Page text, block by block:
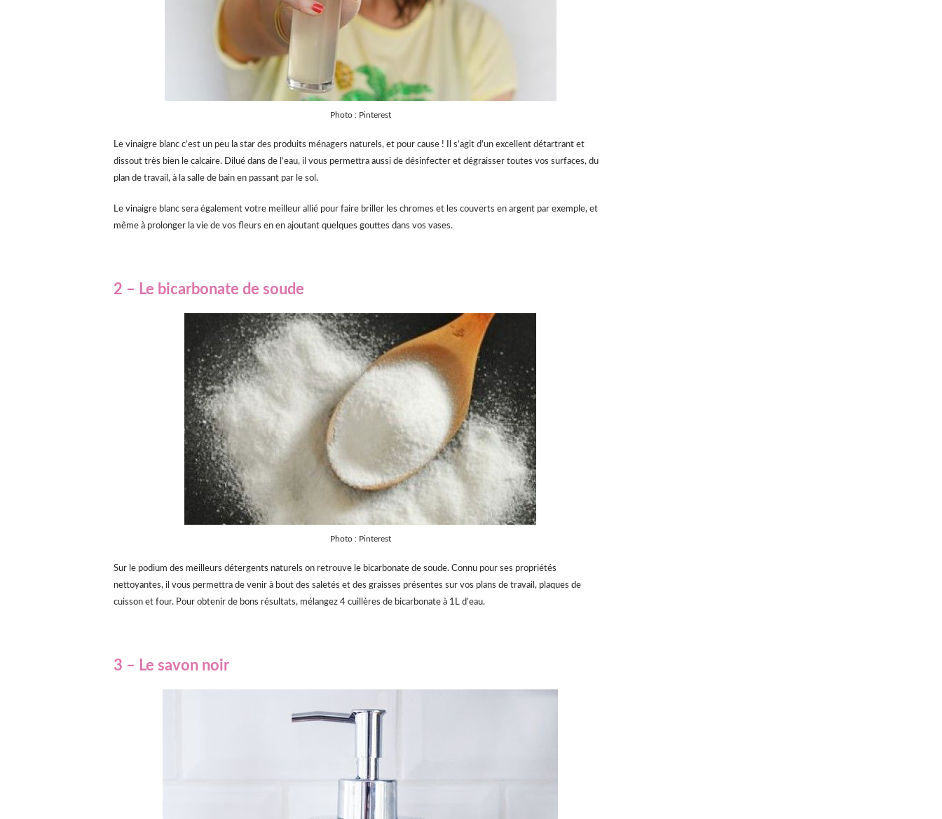
Photo : Pinterest
Le vinaigre blanc c’est un peu la star des produits ménagers naturels, et pour cause ! Il s’agit d’un excellent détartrant et
dissout très bien le calcaire. Dilué dans de l’eau, il vous permettra aussi de désinfecter et dégraisser toutes vos surfaces, du
plan de travail, à la salle de bain en passant par le sol.
Le vinaigre blanc sera également votre meilleur allié pour faire briller les chromes et les couverts en argent par exemple, et
même à prolonger la vie de vos fleurs en en ajoutant quelques gouttes dans vos vases.
2 – Le bicarbonate de soude
Photo : Pinterest
Sur le podium des meilleurs détergents naturels on retrouve le bicarbonate de soude. Connu pour ses propriétés
nettoyantes, il vous permettra de venir à bout des saletés et des graisses présentes sur vos plans de travail, plaques de
cuisson et four. Pour obtenir de bons résultats, mélangez 4 cuillères de bicarbonate à 1L d’eau.
3 – Le savon noir